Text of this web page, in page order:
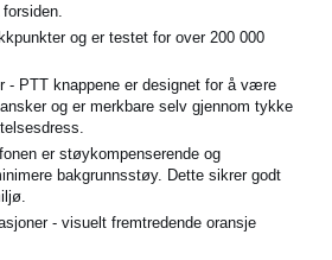
og er testet for over 200 000
- PTT knappene er designet for å være
og er merkbare selv gjennom tykke
er støykompenserende og
bakgrunnsstøy. Dette sikrer godt
- visuelt fremtredende oransje